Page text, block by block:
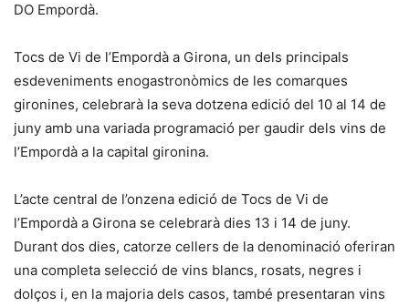
DO Empordà.
Tocs de Vi de l’Empordà a Girona, un dels principals
esdeveniments enogastronòmics de les comarques
gironines, celebrarà la seva dotzena edició del 10 al 14 de
juny amb una variada programació per gaudir dels vins de
l’Empordà a la capital gironina.
L’acte central de l’onzena edició de Tocs de Vi de
l’Empordà a Girona se celebrarà dies 13 i 14 de juny.
Durant dos dies, catorze cellers de la denominació oferiran
una completa selecció de vins blancs, rosats, negres i
dolços i, en la majoria dels casos, també presentaran vins